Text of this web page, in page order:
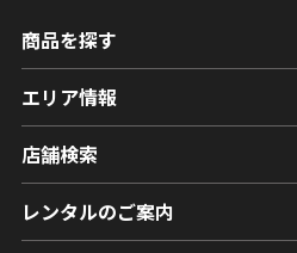
商品を探す
エリア情報
店舗検索
レンタルのご案内